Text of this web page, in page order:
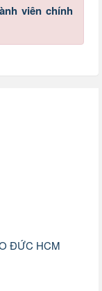
viên chính
ĐỨC HCM